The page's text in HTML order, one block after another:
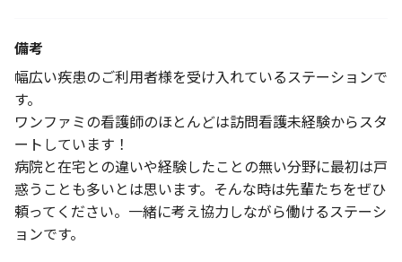
備考
幅広い疾患のご利用者様を受け入れているステーションで
す。
ワンファミの看護師のほとんどは訪問看護未経験からスタ
ートしています！
病院と在宅との違いや経験したことの無い分野に最初は戸
惑うことも多いとは思います。そんな時は先輩たちをぜひ
頼ってください。一緒に考え協力しながら働けるステーシ
ョンです。